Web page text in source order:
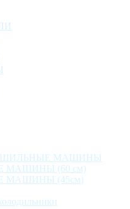
МАШИНЫ
МАШИНЫ (60 см)
МАШИНЫ (45см)